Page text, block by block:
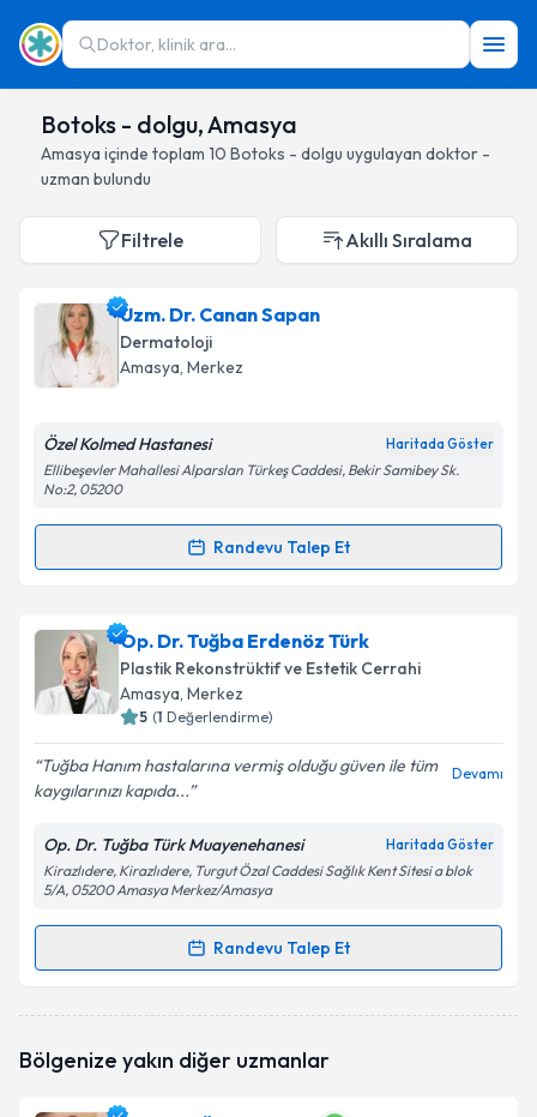
Doktor, klinik ara...
Botoks - dolgu, Amasya
Amasya içinde toplam 10 Botoks - dolgu uygulayan doktor -
uzman bulundu
Filtrele Akıllı Sıralama
Uzm. Dr. Canan Sapan
Dermatoloji
Amasya, Merkez
Özel Kolmed Hastanesi Haritada Göster
Ellibeşevler Mahallesi Alparslan Türkeş Caddesi, Bekir Samibey Sk.
No:2, 05200
Randevu Talep Et
Randevu Takvimi Talebi
Uzm. Dr. Canan Sapaniçin randevu takvimi talebi
oluşturun. Size bu uzmandan randevu almanız için bir
takvim hazırlandığında e-posta ile bilgilendireceğiz.
Kişisel verilerimin işlenmesine ilişkin
Aydınlatma
Metni'ni okudum ve kişisel verilerimin belirtilen
kapsamda işlenmesini kabul ediyorum.
Takvim Talebini Gönder
Op. Dr. Tuğba Erdenöz Türk
Plastik Rekonstrüktif ve Estetik Cerrahi
Amasya, Merkez
5 (1 Değerlendirme)
Tuğba Hanım hastalarına vermiş olduğu güven ile tüm
kaygılarınızı kapıda...
Devamı
Op. Dr. Tuğba Türk Muayenehanesi Haritada Göster
Kirazlıdere, Kirazlıdere, Turgut Özal Caddesi Sağlık Kent Sitesi a blok
5/A, 05200 Amasya Merkez/Amasya
Randevu Talep Et
Randevu Takvimi Talebi
talebi oluşturun. Size bu uzmandan randevu almanız
bilgilendireceğiz.
Bölgenize yakın diğer uzmanlar